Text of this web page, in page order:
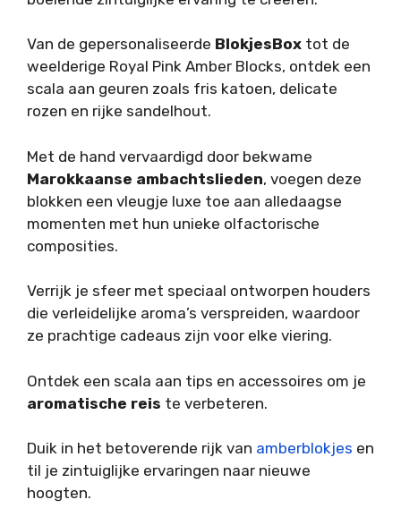
Van de gepersonaliseerde BlokjesBox tot de
weelderige Royal Pink Amber Blocks, ontdek een
scala aan geuren zoals fris katoen, delicate
rozen en rijke sandelhout.
Met de hand vervaardigd door bekwame
Marokkaanse ambachtslieden, voegen deze
blokken een vleugje luxe toe aan alledaagse
momenten met hun unieke olfactorische
composities.
Verrijk je sfeer met speciaal ontworpen houders
die verleidelijke aroma’s verspreiden, waardoor
ze prachtige cadeaus zijn voor elke viering.
Ontdek een scala aan tips en accessoires om je
aromatische reis te verbeteren.
Duik in het betoverende rijk van amberblokjes en
til je zintuiglijke ervaringen naar nieuwe
hoogten.